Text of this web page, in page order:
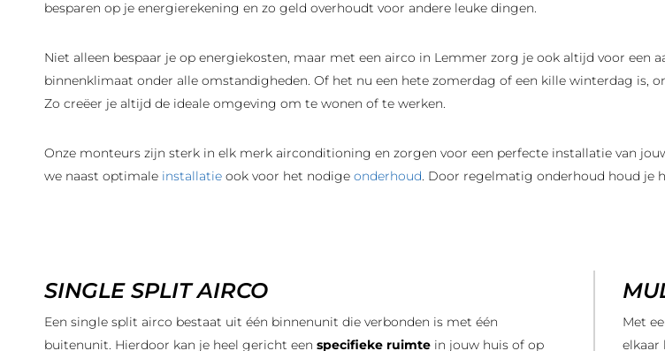
besparen op je energierekening en zo geld overhoudt voor andere leuke dingen.
Niet alleen bespaar je op energiekosten, maar met een airco in Lemmer zorg je ook altijd voor een
binnenklimaat onder alle omstandigheden. Of het nu een hete zomerdag of een kille winterdag is,
Zo creëer je altijd de ideale omgeving om te wonen of te werken.
Onze monteurs zijn sterk in elk merk airconditioning en zorgen voor een perfecte installatie van
we naast optimale installatie ook voor het nodige onderhoud. Door regelmatig onderhoud houd je
SINGLE SPLIT AIRCO
Een single split airco bestaat uit één binnenunit die verbonden is met één
buitenunit. Hierdoor kan je heel gericht een specifieke ruimte in jouw huis of op
Met
elkaar